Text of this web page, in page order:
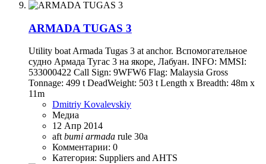
ARMADA TUGAS 3
Utility boat Armada Tugas 3 at anchor. Вспомогательное
судно Армада Тугас 3 на якоре, Лабуан. INFO: MMSI:
533000422 Call Sign: 9WFW6 Flag: Malaysia Gross
Tonnage: 499 t DeadWeight: 503 t Length x Breadth: 48m x
11m
Dmitriy Kovalevskiy
Медиа
12 Апр 2014
aft bumi armada rule 30a
Комментарии: 0
Категория: Suppliers and AHTS